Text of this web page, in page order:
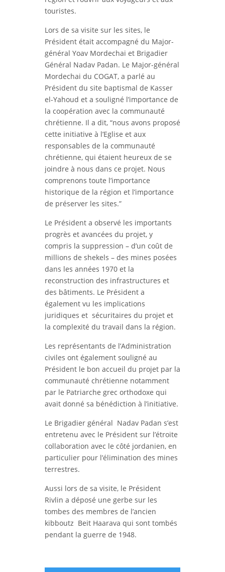
touristes.
Lors de sa visite sur les sites, le
Président était accompagné du Major-
général Yoav Mordechai et Brigadier
Général Nadav Padan. Le Major-général
Mordechai du COGAT, a parlé au
Président du site baptismal de Kasser
el-Yahoud et a souligné l’importance de
la coopération avec la communauté
chrétienne. Il a dit, “nous avons proposé
cette initiative à l’Eglise et aux
responsables de la communauté
chrétienne, qui étaient heureux de se
joindre à nous dans ce projet. Nous
comprenons toute l’importance
historique de la région et l’importance
de préserver les sites.”
Le Président a observé les importants
progrès et avancées du projet, y
compris la suppression – d’un coût de
millions de shekels – des mines posées
dans les années 1970 et la
reconstruction des infrastructures et
des bâtiments. Le Président a
également vu les implications
juridiques et sécuritaires du projet et
la complexité du travail dans la région.
Les représentants de l’Administration
civiles ont également souligné au
Président le bon accueil du projet par la
communauté chrétienne notamment
par le Patriarche grec orthodoxe qui
avait donné sa bénédiction à l’initiative.
Le Brigadier général Nadav Padan s’est
entretenu avec le Président sur l’étroite
collaboration avec le côté jordanien, en
particulier pour l’élimination des mines
terrestres.
Aussi lors de sa visite, le Président
Rivlin a déposé une gerbe sur les
tombes des membres de l’ancien
kibboutz Beit Haarava qui sont tombés
pendant la guerre de 1948.